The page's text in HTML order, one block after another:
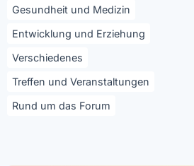
Gesundheit und Medizin
Entwicklung und Erziehung
Verschiedenes
Treffen und Veranstaltungen
Rund um das Forum